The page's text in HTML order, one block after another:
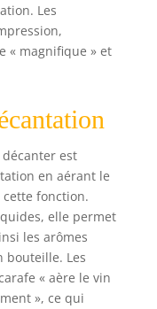
Les
« magnifique » et
est
en aérant le
cette fonction.
elle permet
les arômes
bouteille. Les
« aère le vin
», ce qui